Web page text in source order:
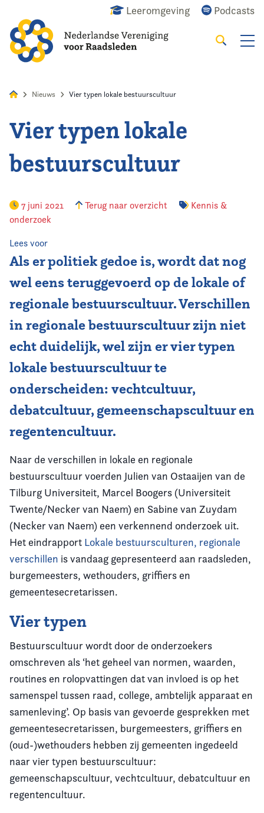
Leeromgeving Podcasts
Zoeken
Home
Agenda
Opleiding
Kennis & Informatie
Vereniging
Contact
Nieuws Vier typen lokale bestuurscultuur
Vier typen lokale
bestuurscultuur
7 juni 2021 Terug naar overzicht
Kennis &
onderzoek
Lees voor
Als er politiek gedoe is, wordt dat nog
wel eens teruggevoerd op de lokale of
regionale bestuurscultuur. Verschillen
in regionale bestuurscultuur zijn niet
echt duidelijk, wel zijn er vier typen
lokale bestuurscultuur te
onderscheiden: vechtcultuur,
debatcultuur, gemeenschapscultuur en
regentencultuur.
Naar de verschillen in lokale en regionale
bestuurscultuur voerden Julien van Ostaaijen van de
Tilburg Universiteit, Marcel Boogers (Universiteit
Twente/Necker van Naem) en Sabine van Zuydam
(Necker van Naem) een verkennend onderzoek uit.
Het eindrapport Lokale bestuursculturen, regionale
verschillen is vandaag gepresenteerd aan raadsleden,
burgemeesters, wethouders, griffiers en
gemeentesecretarissen.
Vier typen
Bestuurscultuur wordt door de onderzoekers
omschreven als ‘het geheel van normen, waarden,
routines en rolopvattingen dat van invloed is op het
samenspel tussen raad, college, ambtelijk apparaat en
samenleving’. Op basis van gevoerde gesprekken met
gemeentesecretarissen, burgemeesters, griffiers en
(oud-)wethouders hebben zij gemeenten ingedeeld
naar vier typen bestuurscultuur:
gemeenschapscultuur, vechtcultuur, debatcultuur en
regentencultuur.